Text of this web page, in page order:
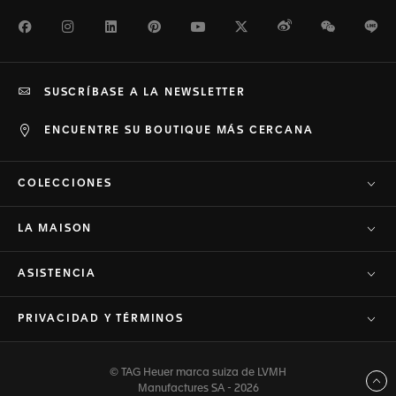
FacebookInstagramLinkedInPinterestYoutubeTwitterWeiboWeChat
ENCUENTRE SU BOUTIQUE MÁS CERCANA
SUSCRÍBASE A LA NEWSLETTER
COLECCIONES
LA MAISON
ASISTENCIA
PRIVACIDAD Y TÉRMINOS
© TAG Heuer marca suiza de LVMH
Manufactures SA - 2026
Volver arriba